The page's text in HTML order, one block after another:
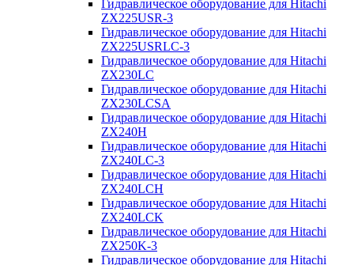
Гидравлическое оборудование для Hitachi
ZX225USR-3
Гидравлическое оборудование для Hitachi
ZX225USRLC-3
Гидравлическое оборудование для Hitachi
ZX230LC
Гидравлическое оборудование для Hitachi
ZX230LCSA
Гидравлическое оборудование для Hitachi
ZX240H
Гидравлическое оборудование для Hitachi
ZX240LC-3
Гидравлическое оборудование для Hitachi
ZX240LCH
Гидравлическое оборудование для Hitachi
ZX240LCK
Гидравлическое оборудование для Hitachi
ZX250K-3
Гидравлическое оборудование для Hitachi